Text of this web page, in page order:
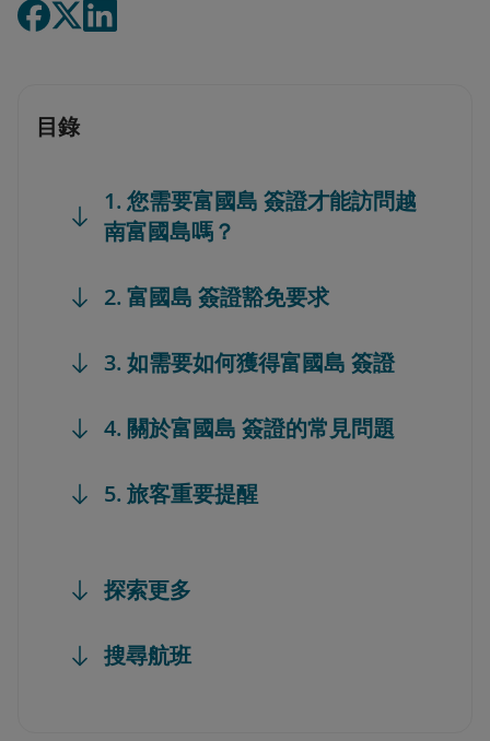
目錄
1. 您需要富國島 簽證才能訪問越
南富國島嗎？
2. 富國島 簽證豁免要求
3. 如需要如何獲得富國島 簽證
4. 關於富國島 簽證的常見問題
5. 旅客重要提醒
探索更多
搜尋航班